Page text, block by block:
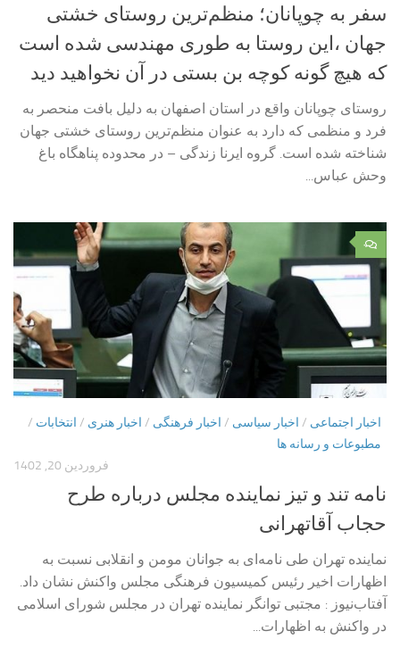
سفر به چوپانان؛ منظم‌ترین روستای خشتی
جهان ،این روستا به طوری مهندسی شده است
که هیچ گونه کوچه بن بستی در آن نخواهید دید
روستای چوپانان واقع در استان اصفهان به دلیل بافت منحصر به
فرد و منظمی که دارد به عنوان منظم‌ترین روستای خشتی جهان
شناخته شده است. گروه ایرنا زندگی – در محدوده پناهگاه باغ
وحش عباس...
۰
اخبار اجتماعی / اخبار سیاسی / اخبار فرهنگی / اخبار هنری / انتخابات /
مطبوعات و رسانه ها
فروردین 20, 1402
نامه تند و تیز نماینده مجلس درباره طرح
حجاب آقاتهرانی
نماینده تهران طی نامه‌ای به جوانان مومن و انقلابی نسبت به
اظهارات اخیر رئیس کمیسیون فرهنگی مجلس واکنش نشان داد.
آفتاب‌‌نیوز : مجتبی توانگر نماینده تهران در مجلس شورای اسلامی
در واکنش به اظهارات...